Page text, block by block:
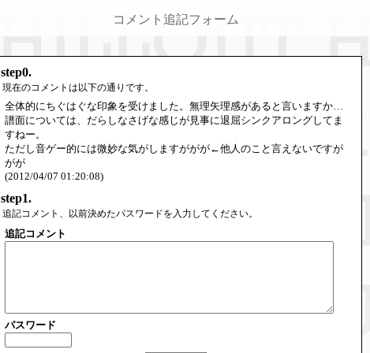
コメント追記フォーム
step0.
現在のコメントは以下の通りです。
全体的にちぐはぐな印象を受けました。無理矢理感があると言いますか…
譜面については、だらしなさげな感じが見事に退屈シンクアロングしてま
すねー。
ただし音ゲー的には微妙な気がしますががが←他人のこと言えないですが
がが
(2012/04/07 01:20:08)
step1.
追記コメント、以前決めたパスワードを入力してください。
追記コメント
パスワード